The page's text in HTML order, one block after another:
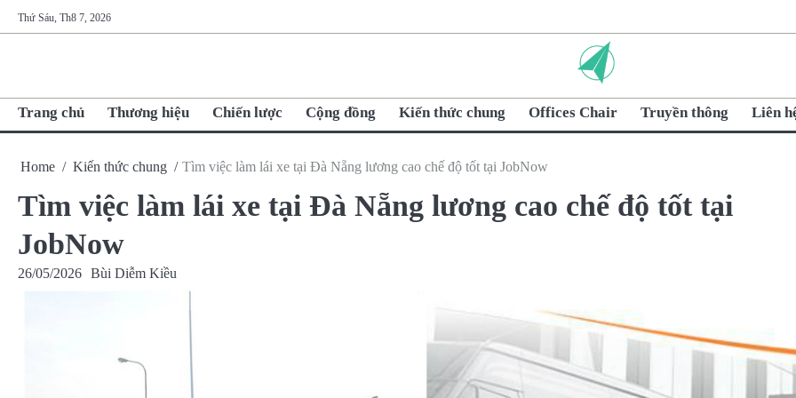
to
Thứ Sáu, Th8 7, 2026
Trang chủ Thương hiệu Chiến lược Cộng đồng Kiến thức chung Offices Chair Truyền thông Liên
Home Kiến thức chung Tìm việc làm lái xe tại Đà Nẵng lương cao chế độ tốt tại JobNow
Tìm việc làm lái xe tại Đà Nẵng lương cao chế độ tốt tại
JobNow
26/05/2026 Bùi Diễm Kiều